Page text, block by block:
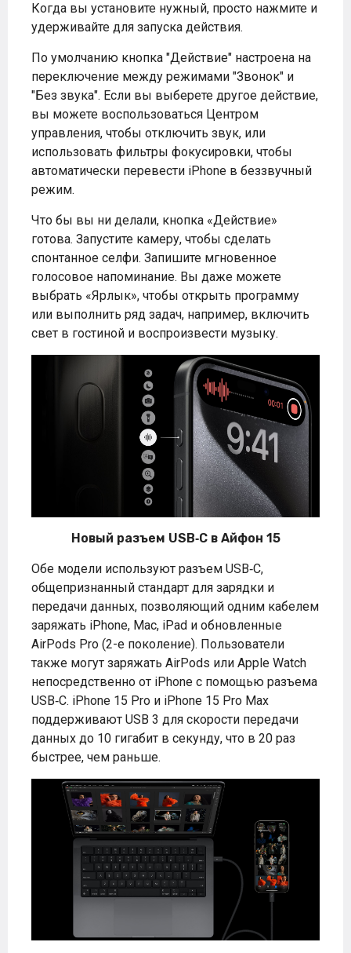
Когда вы установите нужный, просто нажмите и
удерживайте для запуска действия.
По умолчанию кнопка "Действие" настроена на
переключение между режимами "Звонок" и
"Без звука". Если вы выберете другое действие,
вы можете воспользоваться Центром
управления, чтобы отключить звук, или
использовать фильтры фокусировки, чтобы
автоматически перевести iPhone в беззвучный
режим.
Что бы вы ни делали, кнопка «Действие»
готова. Запустите камеру, чтобы сделать
спонтанное селфи. Запишите мгновенное
голосовое напоминание. Вы даже можете
выбрать «Ярлык», чтобы открыть программу
или выполнить ряд задач, например, включить
свет в гостиной и воспроизвести музыку.
Новый разъем USB‑C в Айфон 15
Обе модели используют разъем USB‑C,
общепризнанный стандарт для зарядки и
передачи данных, позволяющий одним кабелем
заряжать iPhone, Mac, iPad и обновленные
AirPods Pro (2-е поколение). Пользователи
также могут заряжать AirPods или Apple Watch
непосредственно от iPhone с помощью разъема
USB‑C. iPhone 15 Pro и iPhone 15 Pro Max
поддерживают USB 3 для скорости передачи
данных до 10 гигабит в секунду, что в 20 раз
быстрее, чем раньше.